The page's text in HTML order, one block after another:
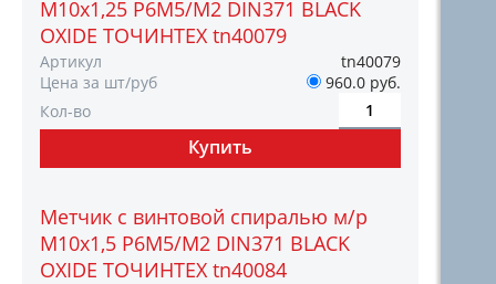
М10х1,25 Р6М5/М2 DIN371 BLACK
OXIDE ТОЧИНТЕХ tn40079
Артикул
tn40079
Цена за шт/руб
960.0 руб.
Кол-во
Метчик с винтовой спиралью м/р
М10х1,5 Р6М5/М2 DIN371 BLACK
OXIDE ТОЧИНТЕХ tn40084